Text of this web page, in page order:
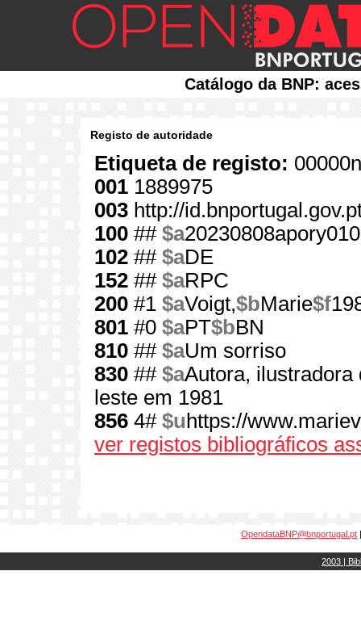
Catálogo da BNP:
Registo de autoridade
Etiqueta de registo:
001 1889975
003 http://
100 ## $a
102 ## $aDE
152 ## $aRPC
200 #1 $aVoigt,$bMarie$f
801 #0 $aPT$bBN
810 ## $aUm sorriso
830 ## $aAutora,
leste em 1981
856 4# $u https://
ver registos bibliográficos
OpendataBNP@bnportugal.pt
2003 |